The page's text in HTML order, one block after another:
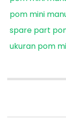
pom mini
spare part
ukuran pom